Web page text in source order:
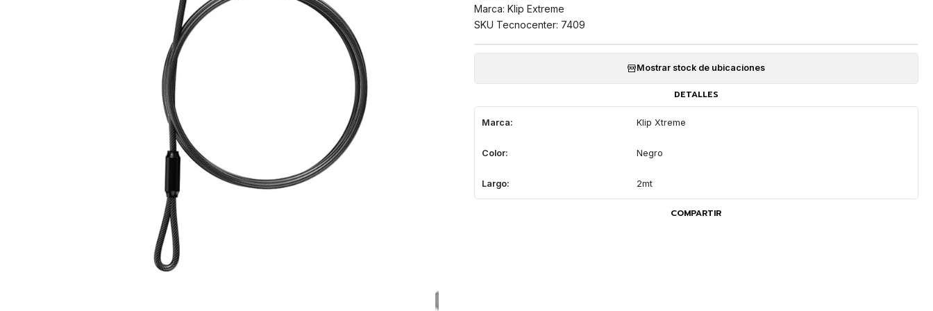
Marca: Klip Extreme
SKU Tecnocenter: 7409
Mostrar stock de ubicaciones
DETALLES
Marca: Klip Xtreme
Color: Negro
Largo: 2mt
COMPARTIR